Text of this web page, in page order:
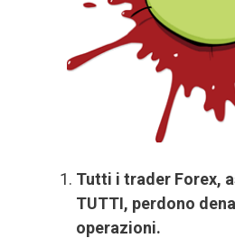
Tutti i trader Forex,
TUTTI, perdono
operazioni.